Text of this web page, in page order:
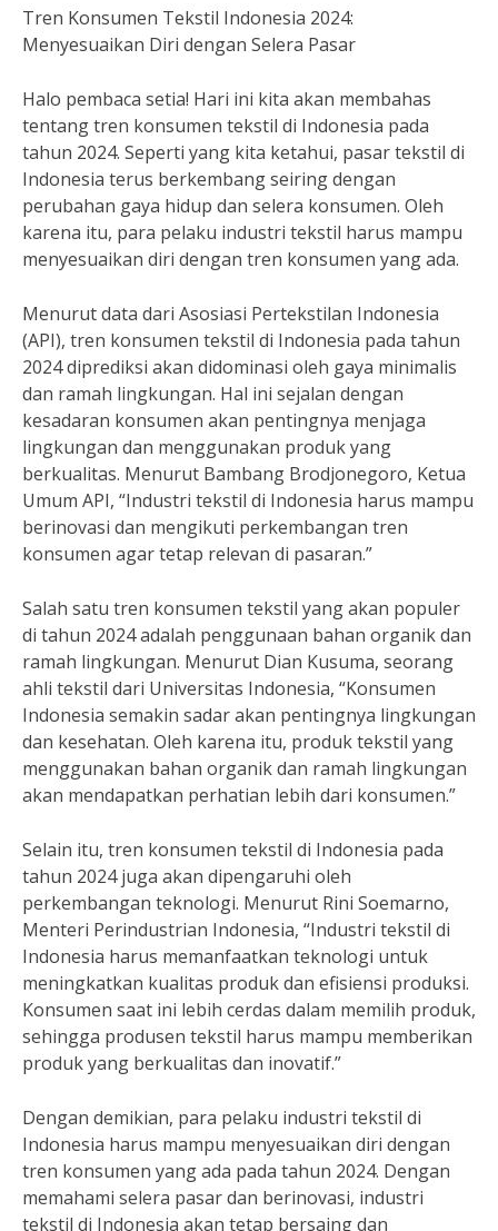
Tren Konsumen Tekstil Indonesia 2024:
Menyesuaikan Diri dengan Selera Pasar
Halo pembaca setia! Hari ini kita akan membahas
tentang tren konsumen tekstil di Indonesia pada
tahun 2024. Seperti yang kita ketahui, pasar tekstil di
Indonesia terus berkembang seiring dengan
perubahan gaya hidup dan selera konsumen. Oleh
karena itu, para pelaku industri tekstil harus mampu
menyesuaikan diri dengan tren konsumen yang ada.
Menurut data dari Asosiasi Pertekstilan Indonesia
(API), tren konsumen tekstil di Indonesia pada tahun
2024 diprediksi akan didominasi oleh gaya minimalis
dan ramah lingkungan. Hal ini sejalan dengan
kesadaran konsumen akan pentingnya menjaga
lingkungan dan menggunakan produk yang
berkualitas. Menurut Bambang Brodjonegoro, Ketua
Umum API, “Industri tekstil di Indonesia harus mampu
berinovasi dan mengikuti perkembangan tren
konsumen agar tetap relevan di pasaran.”
Salah satu tren konsumen tekstil yang akan populer
di tahun 2024 adalah penggunaan bahan organik dan
ramah lingkungan. Menurut Dian Kusuma, seorang
ahli tekstil dari Universitas Indonesia, “Konsumen
Indonesia semakin sadar akan pentingnya lingkungan
dan kesehatan. Oleh karena itu, produk tekstil yang
menggunakan bahan organik dan ramah lingkungan
akan mendapatkan perhatian lebih dari konsumen.”
Selain itu, tren konsumen tekstil di Indonesia pada
tahun 2024 juga akan dipengaruhi oleh
perkembangan teknologi. Menurut Rini Soemarno,
Menteri Perindustrian Indonesia, “Industri tekstil di
Indonesia harus memanfaatkan teknologi untuk
meningkatkan kualitas produk dan efisiensi produksi.
Konsumen saat ini lebih cerdas dalam memilih produk,
sehingga produsen tekstil harus mampu memberikan
produk yang berkualitas dan inovatif.”
Dengan demikian, para pelaku industri tekstil di
Indonesia harus mampu menyesuaikan diri dengan
tren konsumen yang ada pada tahun 2024. Dengan
memahami selera pasar dan berinovasi, industri
tekstil di Indonesia akan tetap bersaing dan